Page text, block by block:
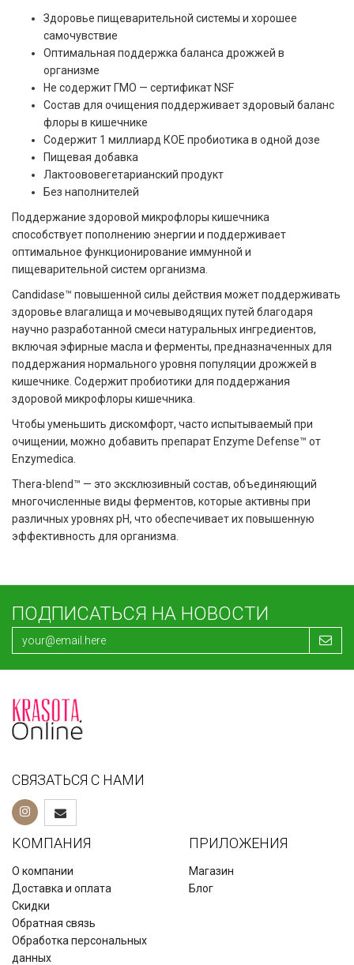
Здоровье пищеварительной системы и хорошее
самочувствие
Оптимальная поддержка баланса дрожжей в
организме
Не содержит ГМО — сертификат NSF
Состав для очищения поддерживает здоровый баланс
флоры в кишечнике
Содержит 1 миллиард КОЕ пробиотика в одной дозе
Пищевая добавка
Лактоововегетарианский продукт
Без наполнителей
Поддержание здоровой микрофлоры кишечника
способствует пополнению энергии и поддерживает
оптимальное функционирование иммунной и
пищеварительной систем организма.
Candidase™ повышенной силы действия может поддерживать
здоровье влагалища и мочевыводящих путей благодаря
научно разработанной смеси натуральных ингредиентов,
включая эфирные масла и ферменты, предназначенных для
поддержания нормального уровня популяции дрожжей в
кишечнике. Содержит пробиотики для поддержания
здоровой микрофлоры кишечника.
Чтобы уменьшить дискомфорт, часто испытываемый при
очищении, можно добавить препарат Enzyme Defense™ от
Enzymedica.
Thera-blend™ — это эксклюзивный состав, объединяющий
многочисленные виды ферментов, которые активны при
различных уровнях pH, что обеспечивает их повышенную
эффективность для организма.
ПОДПИСАТЬСЯ НА НОВОСТИ
СВЯЗАТЬСЯ С НАМИ
КОМПАНИЯ
О компании
Доставка и оплата
Скидки
Обратная связь
Обработка персональных
данных
ПРИЛОЖЕНИЯ
Магазин
Блог